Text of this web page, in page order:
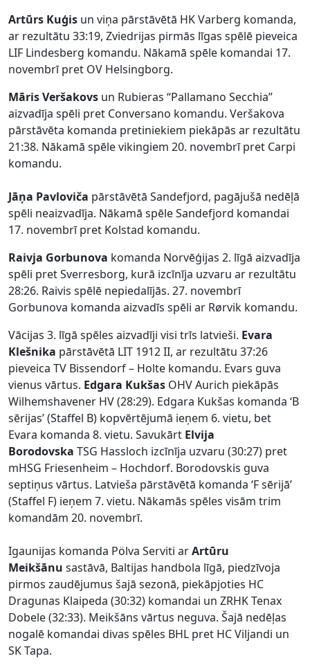
Artūrs Kuģis un viņa pārstāvētā HK Varberg komanda,
ar rezultātu 33:19, Zviedrijas pirmās līgas spēlē pieveica
LIF Lindesberg komandu. Nākamā spēle komandai 17.
novembrī pret OV Helsingborg.
Māris Veršakovs un Rubieras “Pallamano Secchia”
aizvadīja spēli pret Conversano komandu. Veršakova
pārstāvēta komanda pretiniekiem piekāpās ar rezultātu
21:38. Nākamā spēle vikingiem 20. novembrī pret Carpi
komandu.
Jāņa Pavloviča pārstāvētā Sandefjord, pagājušā nedēļā
spēli neaizvadīja. Nākamā spēle Sandefjord komandai
17. novembrī pret Kolstad komandu.
Raivja Gorbunova komanda Norvēģijas 2. līgā aizvadīja
spēli pret Sverresborg, kurā izcīnīja uzvaru ar rezultātu
28:26. Raivis spēlē nepiedalījās. 27. novembrī
Gorbunova komanda aizvadīs spēli ar Rørvik komandu.
Vācijas 3. līgā spēles aizvadīji visi trīs latvieši. Evara
Klešnika pārstāvētā LIT 1912 II, ar rezultātu 37:26
pieveica TV Bissendorf – Holte komandu. Evars guva
vienus vārtus. Edgara Kukšas OHV Aurich piekāpās
Wilhemshavener HV (28:29). Edgara Kukšas komanda ‘B
sērijas’ (Staffel B) kopvērtējumā ieņem 6. vietu, bet
Evara komanda 8. vietu. Savukārt Elvija
Borodovska TSG Hassloch izcīnīja uzvaru (30:27) pret
mHSG Friesenheim – Hochdorf. Borodovskis guva
septiņus vārtus. Latvieša pārstāvētā komanda ‘F sērijā’
(Staffel F) ieņem 7. vietu. Nākamās spēles visām trim
komandām 20. novembrī.
Igaunijas komanda Pölva Serviti arArtūru
Meikšānu sastāvā, Baltijas handbola līgā, piedzīvoja
pirmos zaudējumus šajā sezonā, piekāpjoties HC
Dragunas Klaipeda (30:32) komandai un ZRHK Tenax
Dobele (32:33). Meikšāns vārtus neguva. Šajā nedēļas
nogalē komandai divas spēles BHL pret HC Viljandi un
SK Tapa.